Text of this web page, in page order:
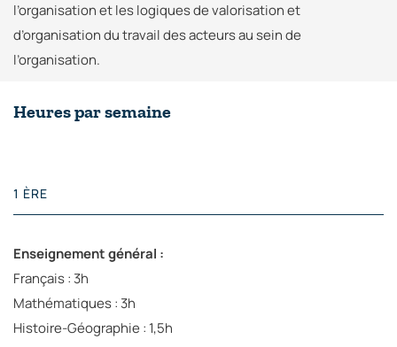
l’organisation et les logiques de valorisation et
d’organisation du travail des acteurs au sein de
l’organisation.
Heures par semaine
1 ÈRE
Enseignement général :
Français : 3h
Mathématiques : 3h
Histoire-Géographie : 1,5h